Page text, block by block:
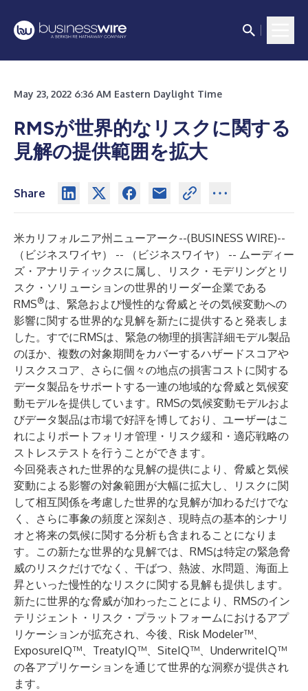
May 23, 2022 6:36 AM Eastern Daylight Time
RMSが世界的なリスクに関する
見解の提供範囲を拡大
Share
米カリフォルニア州ニューアーク--(BUSINESS WIRE)--
（ビジネスワイヤ） -- （ビジネスワイヤ） -- ムーディー
ズ・アナリティックスに属し、リスク・モデリングとリ
スク・ソリューションの世界的リーダー企業である
RMS®は、緊急および慢性的な脅威とその気候変動への
影響に関する世界的な見解を新たに提供すると発表しま
した。すでにRMSは、緊急の物理的損害詳細モデル製品
のほか、複数の対象期間をカバーするハザードスコアや
リスクスコア、さらに個々の地点の損害コストに関する
データ製品をサポートする一連の地域的な脅威と気候変
動モデルを提供しています。RMSの気候変動モデルおよ
びデータ製品は市場で好評を博しており、ユーザーはこ
れによりポートフォリオ管理・リスク緩和・適応戦略の
ストレステストを行うことができます。
今回発表された世界的な見解の提供により、脅威と気候
変動による影響の対象範囲が大幅に拡大し、リスクに関
して相互関係を考慮した世界的な見解が加わるだけでな
く、さらに事象の頻度と深刻さ、現時点の基本的シナリ
オと将来の気候に関する分析も含まれることになりま
す。この新たな世界的な見解では、RMSは特定の緊急脅
威のリスクだけでなく、干ばつ、熱波、水問題、海面上
昇といった慢性的なリスクに関する見解も提供します。
新たに世界的な脅威が加わったことにより、RMSのイン
テリジェント・リスク・プラットフォームにおけるアプ
リケーションが拡充され、今後、Risk Modeler™、
ExposureIQ™、TreatyIQ™、SiteIQ™、UnderwriteIQ™
の各アプリケーションを通じて世界的な洞察が提供され
ます。